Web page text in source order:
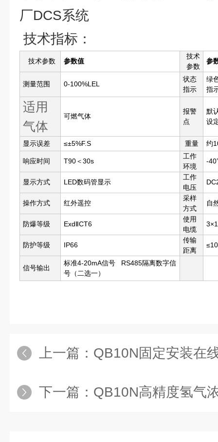
厂DCS系统
技术指标：
技术参数 参数值
技术
参数
参
测量范围 0-100%LEL
状态
指示
绿
指
适用
气体
可燃气体
报警
点
默
设
显示误差 ≤±5%F.S 重量 约
响应时间 T90＜30s
工作
环境
-
显示方式 LED数码管显示
工作
电压
操作方式 红外遥控
采样
方式
自
防爆等级 ExdⅡCT6
使用
电缆
防护等级 IP66
传输
距离
信号输出
标准4-20mA信号 RS485隔离数字信
号（二选一）
上一篇： QB10N固定安装在线式
下一篇： QB10N高精度氢气浓度